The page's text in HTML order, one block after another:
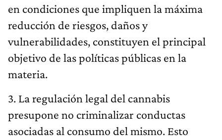
en condiciones que impliquen la máxima
reducción de riesgos, daños y
vulnerabilidades, constituyen el principal
objetivo de las políticas públicas en la
materia.
3. La regulación legal del cannabis
presupone no criminalizar conductas
asociadas al consumo del mismo. Esto